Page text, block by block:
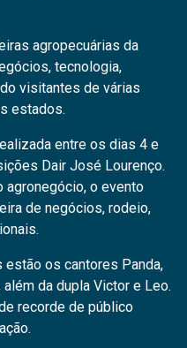
agropecuárias da
tecnologia,
visitantes de várias
estados.
entre os dias 4 e
Dair José Lourenço.
agronegócio, o evento
de negócios, rodeio,
estão os cantores Panda,
da dupla Victor e Leo.
recorde de público